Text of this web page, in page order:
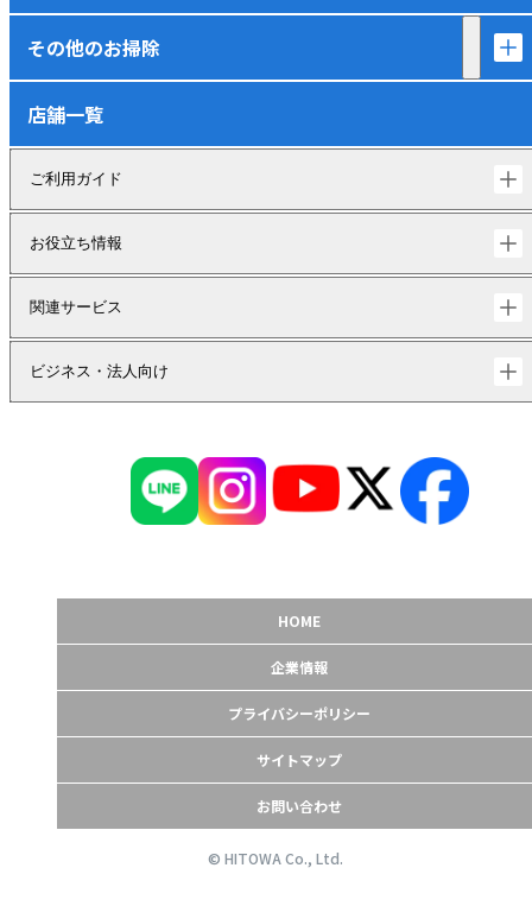
その他のお掃除
店舗一覧
ご利用ガイド
お役立ち情報
関連サービス
ビジネス・法人向け
HOME
企業情報
プライバシーポリシー
サイトマップ
お問い合わせ
© HITOWA Co., Ltd.